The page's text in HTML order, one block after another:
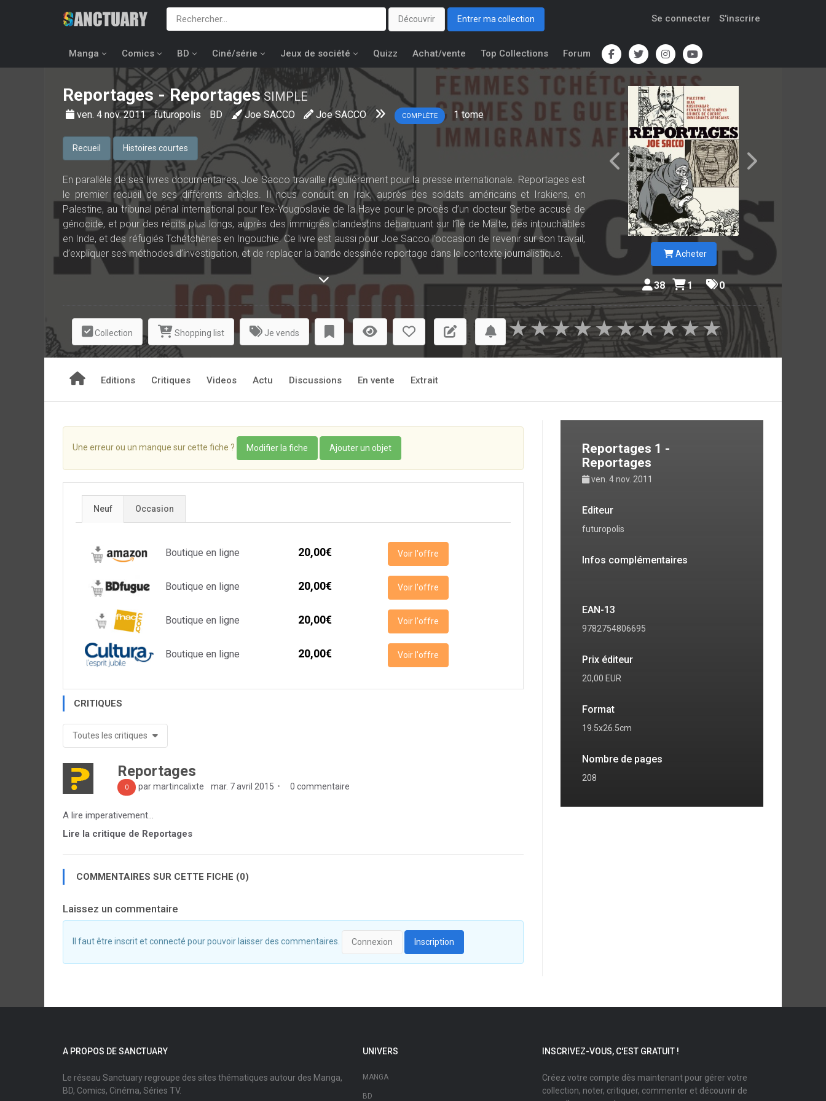
Découvrir Entrer ma collection Se connecter S'inscrire
Manga Comics BD Ciné/série Jeux de société Quizz Achat/vente Top Collections Forum
Reportages - ReportagesSIMPLE
ven. 4 nov. 2011 futuropolis BD Joe SACCO Joe SACCO COMPLÈTE 1 tome
Recueil Histoires courtes
En parallèle de ses livres documentaires, Joe Sacco travaille régulièrement pour la presse internationale. Reportages est
le premier recueil de ses différents articles. Il nous conduit en Irak, auprès des soldats américains et Irakiens, en
Palestine, au tribunal pénal international pour l’ex-Yougoslavie de la Haye pour le procès d’un docteur Serbe accusé de
génocide, et pour des récits plus longs, auprès des immigrés clandestins débarquant sur l’île de Malte, des intouchables
en Inde, et des réfugiés Tchétchènes en Ingouchie. Ce livre est aussi pour Joe Sacco l’occasion de revenir sur son travail,
d’expliquer ses méthodes d’investigation, et de replacer la bande dessinée reportage dans le contexte journalistique.
Acheter
38 1 0
Collection Shopping list Je vends ★
★
★
★
★
★
★
★
★
★
Editions Critiques Videos Actu Discussions En vente Extrait
Une erreur ou un manque sur cette fiche ? Modifier la fiche Ajouter un objet
Neuf Occasion
Boutique en ligne 20,00€ Voir l'offre
Boutique en ligne 20,00€ Voir l'offre
Boutique en ligne 20,00€ Voir l'offre
Boutique en ligne 20,00€ Voir l'offre
CRITIQUES
Toutes les critiques
Reportages
0 par martincalixte mar. 7 avril 2015 0 commentaire
A lire imperativement...
Lire la critique de Reportages
COMMENTAIRES SUR CETTE FICHE (0)
Laissez un commentaire
Il faut être inscrit et connecté pour pouvoir laisser des commentaires. Connexion Inscription
Reportages 1 -
Reportages
ven. 4 nov. 2011
Editeur
futuropolis
Infos complémentaires
EAN-13
9782754806695
Prix éditeur
20,00 EUR
Format
19.5x26.5cm
Nombre de pages
208
A PROPOS DE SANCTUARY
Le réseau Sanctuary regroupe des sites thématiques autour des Manga,
BD, Comics, Cinéma, Séries TV.
UNIVERS
MANGA
BD
INSCRIVEZ-VOUS, C'EST GRATUIT !
Créez votre compte dès maintenant pour gérer votre
collection, noter, critiquer, commenter et découvrir de